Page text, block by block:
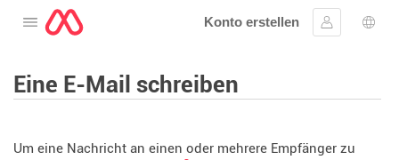
Öffnen Sie das Menü
Konto erstellen
Anmelden
Eine E-Mail schreiben
Um eine Nachricht an einen oder mehrere Empfänger zu